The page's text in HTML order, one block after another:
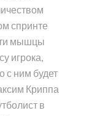
спринте
мышцы
игрока,
с ним будет
Криппа
в